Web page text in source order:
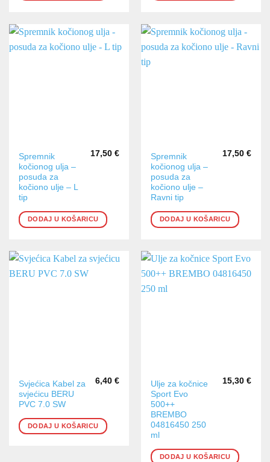
Spremnik
kočionog ulja –
posuda za
kočiono ulje – L
tip
17,50 €
DODAJ U KOŠARICU
Spremnik
kočionog ulja –
posuda za
kočiono ulje –
Ravni tip
17,50 €
DODAJ U KOŠARICU
Svjećica Kabel za
svjećicu BERU
PVC 7.0 SW
6,40 €
DODAJ U KOŠARICU
Ulje za kočnice
Sport Evo
500++
BREMBO
04816450 250
ml
15,30 €
DODAJ U KOŠARICU